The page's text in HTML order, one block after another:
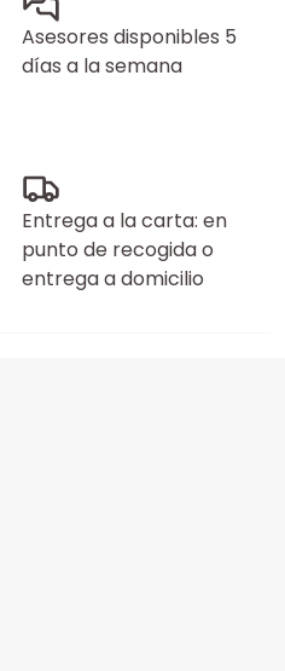
Asesores disponibles 5
días a la semana
Entrega a la carta: en
punto de recogida o
entrega a domicilio